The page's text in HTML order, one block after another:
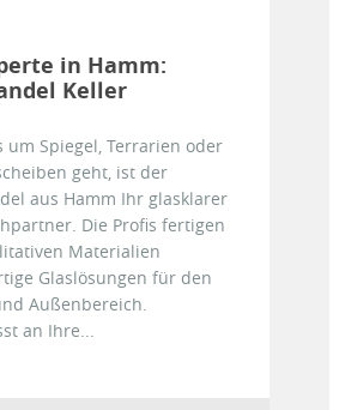
in Hamm:
Keller
um Spiegel, Terrarien oder
geht, ist der
aus Hamm Ihr glasklarer
Die Profis fertigen
Materialien
Glaslösungen für den
Außenbereich.
an Ihre...